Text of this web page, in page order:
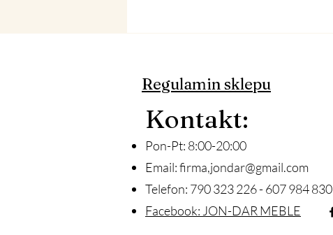
Regulamin sklepu
Kontakt:
Pon-Pt: 8:00-20:00
Email:firma,jondar@gmail.com
Telefon: 790 323 226 - 607 984 830​
Facebook: JON-DAR MEBLE